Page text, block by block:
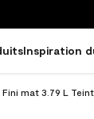
Inspiration
mat 3.79 L